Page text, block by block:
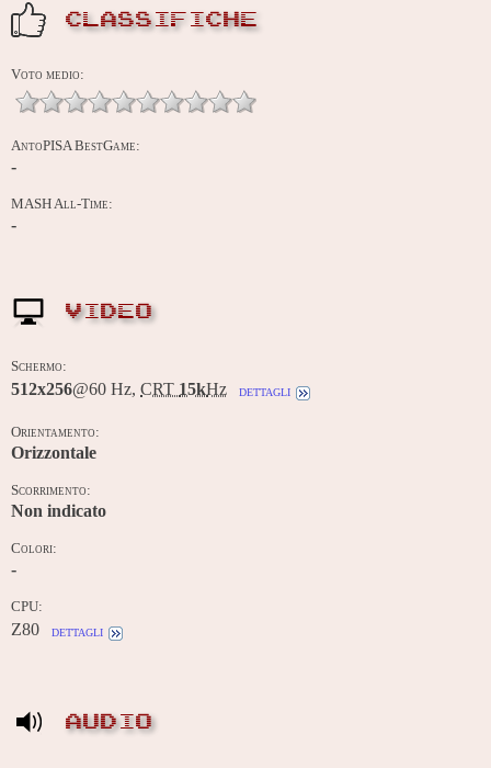
CLASSIFICHE
Voto medio:
AntoPISA BestGame:
-
MASH All-Time:
-
VIDEO
Schermo:
512x256@60 Hz, CRT 15kHz dettagli
Orientamento:
Orizzontale
Scorrimento:
Non indicato
Colori:
-
CPU:
Z80 dettagli
AUDIO